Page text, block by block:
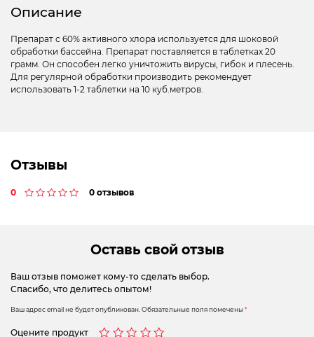
Описание
Препарат с 60% активного хлора используется для шоковой
обработки бассейна. Препарат поставляется в таблетках 20
грамм. Он способен легко уничтожить вирусы, гибок и плесень.
Для регулярной обработки производить рекомендует
использовать 1-2 таблетки на 10 куб.метров.
Отзывы
0 0 отзывов
Оставь свой отзыв
Ваш отзыв поможет кому-то сделать выбор.
Спасибо, что делитесь опытом!
Ваш адрес email не будет опубликован.Обязательные поля помечены*
Оцените продукт